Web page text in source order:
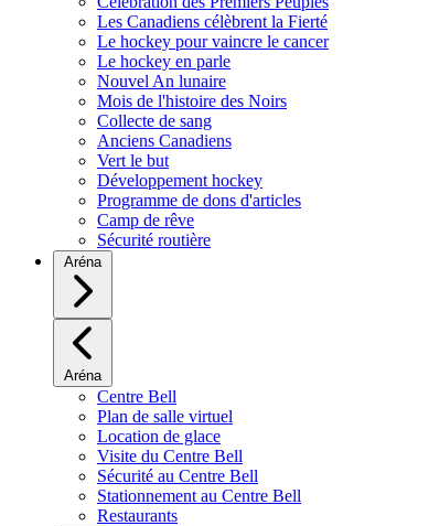
Les Canadiens célèbrent la Fierté
Le hockey pour vaincre le cancer
Le hockey en parle
Nouvel An lunaire
Mois de l'histoire des Noirs
Collecte de sang
Anciens Canadiens
Vert le but
Développement hockey
Programme de dons d'articles
Camp de rêve
Sécurité routière
Aréna
Aréna
Centre Bell
Plan de salle virtuel
Location de glace
Visite du Centre Bell
Sécurité au Centre Bell
Stationnement au Centre Bell
Restaurants